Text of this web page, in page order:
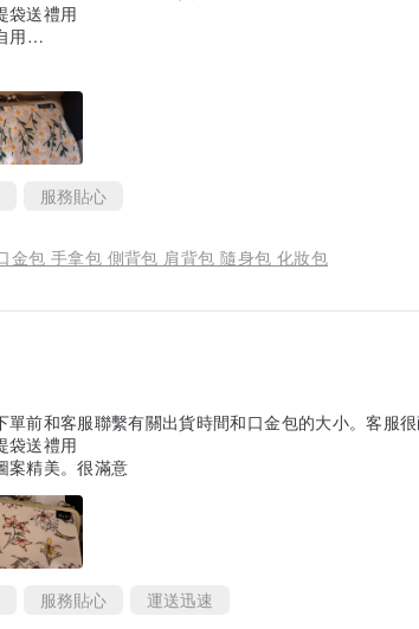
袋送禮用
用
服務貼心
金包 手拿包 側背包 肩背包 隨身包 化妝包
前和客服聯繫有關出貨時間和口金包的大小。客服
袋送禮用
案精美。很滿意
服務貼心 運送迅速